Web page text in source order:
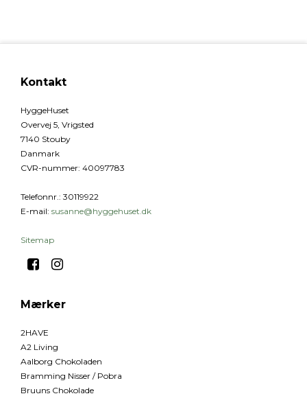
Kontakt
HyggeHuset
Overvej 5, Vrigsted
7140 Stouby
Danmark
CVR-nummer: 40097783
Telefonnr. : 30119922
E-mail: susanne@hyggehuset.dk
Sitemap
Mærker
2HAVE
A2 Living
Aalborg Chokoladen
Bramming Nisser / Pobra
Bruuns Chokolade